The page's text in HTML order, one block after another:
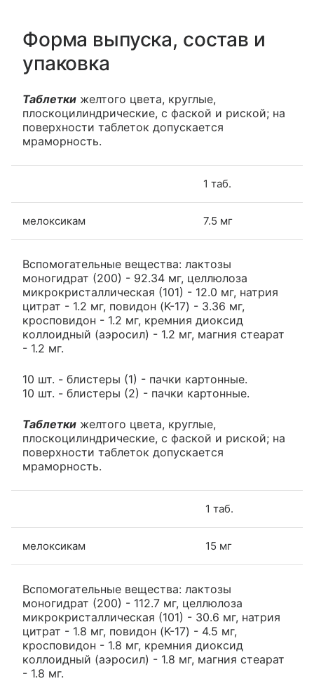
Форма выпуска, состав и
упаковка
Таблетки желтого цвета, круглые,
плоскоцилиндрические, с фаской и риской; на
поверхности таблеток допускается
мраморность.
1 таб.
мелоксикам 7.5 мг
Вспомогательные вещества: лактозы
моногидрат (200) - 92.34 мг, целлюлоза
микрокристаллическая (101) - 12.0 мг, натрия
цитрат - 1.2 мг, повидон (K-17) - 3.36 мг,
кросповидон - 1.2 мг, кремния диоксид
коллоидный (аэросил) - 1.2 мг, магния стеарат
- 1.2 мг.
10 шт. - блистеры (1) - пачки картонные.
10 шт. - блистеры (2) - пачки картонные.
Таблетки желтого цвета, круглые,
плоскоцилиндрические, с фаской и риской; на
поверхности таблеток допускается
мраморность.
1 таб.
мелоксикам 15 мг
Вспомогательные вещества: лактозы
моногидрат (200) - 112.7 мг, целлюлоза
микрокристаллическая (101) - 30.6 мг, натрия
цитрат - 1.8 мг, повидон (K-17) - 4.5 мг,
кросповидон - 1.8 мг, кремния диоксид
коллоидный (аэросил) - 1.8 мг, магния стеарат
- 1.8 мг.